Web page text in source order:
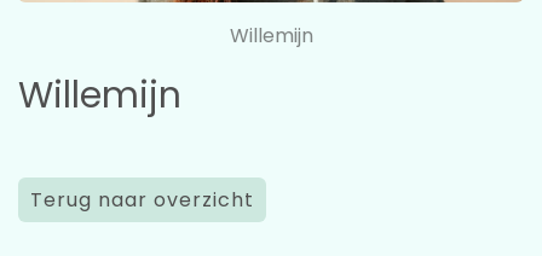
Willemijn
Willemijn
Terug naar overzicht